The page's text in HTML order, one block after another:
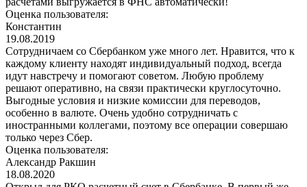
Оценка пользователя:
Константин
19.08.2019
Сотрудничаем со Сбербанком уже много лет. Нравится, что к
каждому клиенту находят индивидуальный подход, всегда
идут навстречу и помогают советом. Любую проблему
решают оперативно, на связи практически круглосуточно.
Выгодные условия и низкие комиссии для переводов,
особенно в валюте. Очень удобно сотрудничать с
иностранными коллегами, поэтому все операции совершаю
только через Сбер.
Оценка пользователя:
Александр Ракшин
18.08.2020